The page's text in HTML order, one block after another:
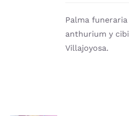
Palma
anthurium y
Villajoyosa.